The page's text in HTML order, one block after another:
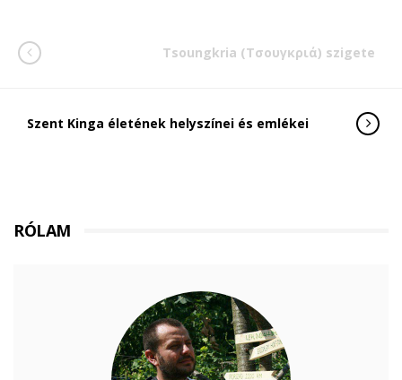
Tsoungkria (Τσουγκριά) szigete
Szent Kinga életének helyszínei és emlékei
RÓLAM